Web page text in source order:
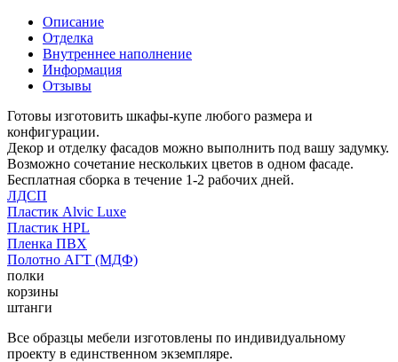
Описание
Отделка
Внутреннее наполнение
Информация
Отзывы
Готовы изготовить шкафы-купе любого размера и
конфигурации.
Декор и отделку фасадов можно выполнить под вашу задумку.
Возможно сочетание нескольких цветов в одном фасаде.
Бесплатная сборка в течение 1-2 рабочих дней.
ЛДСП
Пластик Alvic Luxe
Пластик HPL
Пленка ПВХ
Полотно АГТ (МДФ)
полки
корзины
штанги
Все образцы мебели изготовлены по индивидуальному
проекту в единственном экземпляре.